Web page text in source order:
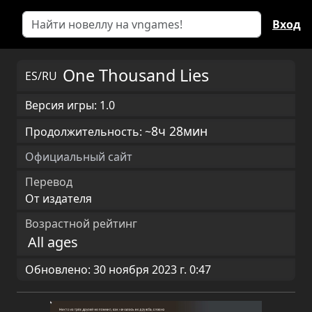
Вход
ES/RU One Thousand Lies
Версия игры: 1.0
Продолжительность: ~8ч 28мин
Официальный сайт
Перевод
От издателя
Возрастной рейтинг
All ages
Обновлено: 30 ноября 2023 г. 0:47